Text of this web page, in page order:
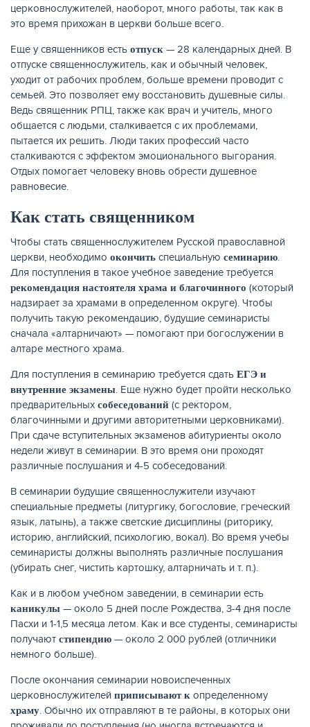
ЖУРНАЛ
церковнослужителей, наоборот, много работы, так как в
это время прихожан в церкви больше всего.
Еще у священников есть отпуск — 28 календарных дней. В
отпуске священнослужитель, как и обычный человек,
уходит от рабочих проблем, больше времени проводит с
семьей. Это позволяет ему восстановить душевные силы.
Ведь священник РПЦ, также как врач и учитель, много
общается с людьми, сталкивается с их проблемами,
пытается их решить. Люди таких профессий часто
сталкиваются с эффектом эмоционального выгорания.
Отдых помогает человеку вновь обрести душевное
равновесие.
Как стать священником
Чтобы стать священнослужителем Русской православной
церкви, необходимо окончить специальную семинарию.
Для поступления в такое учебное заведение требуется
рекомендация настоятеля храма и благочинного (который
надзирает за храмами в определенном округе). Чтобы
получить такую рекомендацию, будущие семинаристы
сначала «алтарничают» — помогают при богослужении в
алтаре местного храма.
Для поступления в семинарию требуется сдать ЕГЭ и
внутренние экзамены. Еще нужно будет пройти несколько
предварительных собеседований (с ректором,
благочинными и другими авторитетными церковниками).
При сдаче вступительных экзаменов абитуриенты около
недели живут в семинарии. В это время они проходят
различные послушания и 4-5 собеседований.
В семинарии будущие священнослужители изучают
специальные предметы (литургику, богословие, греческий
язык, латынь), а также светские дисциплины (риторику,
историю, английский, психологию, вокал). Во время учебы
семинаристы должны выполнять различные послушания
(убирать снег, чистить картошку, алтарничать и т. п.).
Как и в любом учебном заведении, в семинарии есть
каникулы — около 5 дней после Рождества, 3-4 дня после
Пасхи и 1-1,5 месяца летом. Как и все студенты, семинаристы
получают стипендию — около 2 000 рублей (отличники
немного больше).
После окончания семинарии новоиспеченных
церковнослужителей приписывают к определенному
храму. Обычно их отправляют в те районы, в которых они